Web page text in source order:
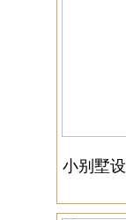
小别墅